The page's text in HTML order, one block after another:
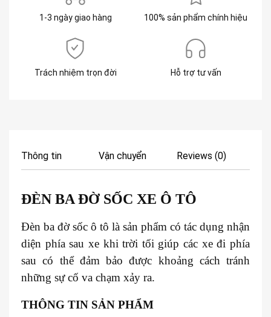
1-3 ngày giao hàng 100% sản phẩm chính hiệu
Trách nhiệm trọn đời Hỗ trợ tư vấn
Thông tin Vận chuyển Reviews (0)
ĐÈN BA ĐỜ SỐC XE Ô TÔ
Đèn ba đờ sốc ô tô là sản phẩm có tác dụng nhận
diện phía sau xe khi trời tối giúp các xe đi phía
sau có thể đảm bảo được khoảng cách tránh
những sự cố va chạm xảy ra.
THÔNG TIN SẢN PHẨM